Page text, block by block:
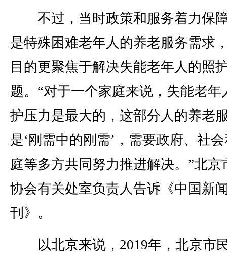
不过，当时政策和服务着力保
是特殊困难老年人的养老服务需求
目的更聚焦于解决失能老年人的照
题。“对于一个家庭来说，失能老年
护压力是最大的，这部分人的养老
是‘刚需中的刚需’，需要政府、社
庭等多方共同努力推进解决。”北京
协会有关处室负责人告诉《中国新
刊》。
以北京来说，2019年，北京市